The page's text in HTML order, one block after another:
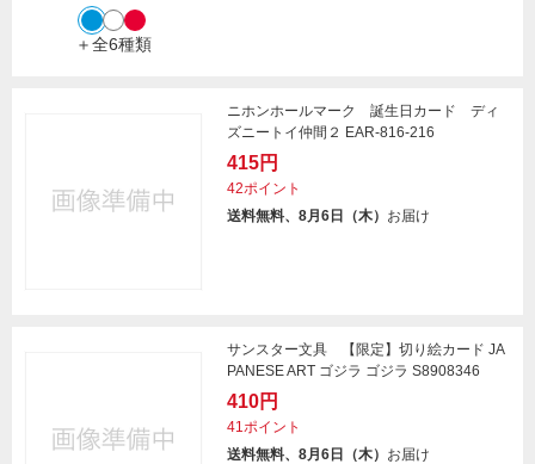
＋全6種類
ニホンホールマーク 誕生日カード ディ
ズニートイ仲間２ EAR-816-216
415円
42ポイント
送料無料、8月6日（木） お届け
サンスター文具 【限定】切り絵カード JA
PANESE ART ゴジラ ゴジラ S8908346
410円
41ポイント
送料無料、8月6日（木） お届け